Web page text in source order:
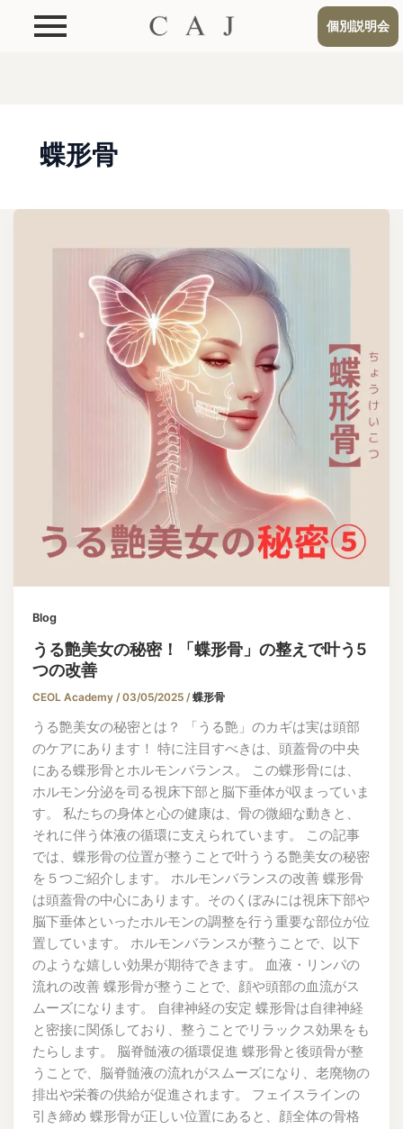
個別説明会
蝶形骨
Blog
うる艶美女の秘密！「蝶形骨」の整えで叶う5
つの改善
CEOL Academy/03/05/2025/蝶形骨
うる艶美女の秘密とは？ 「うる艶」のカギは実は頭部
のケアにあります！ 特に注目すべきは、頭蓋骨の中央
にある蝶形骨とホルモンバランス。 この蝶形骨には、
ホルモン分泌を司る視床下部と脳下垂体が収まっていま
す。 私たちの身体と心の健康は、骨の微細な動きと、
それに伴う体液の循環に支えられています。 この記事
では、蝶形骨の位置が整うことで叶ううる艶美女の秘密
を５つご紹介します。 ホルモンバランスの改善 蝶形骨
は頭蓋骨の中心にあります。そのくぼみには視床下部や
脳下垂体といったホルモンの調整を行う重要な部位が位
置しています。 ホルモンバランスが整うことで、以下
のような嬉しい効果が期待できます。 血液・リンパの
流れの改善 蝶形骨が整うことで、顔や頭部の血流がス
ムーズになります。 自律神経の安定 蝶形骨は自律神経
と密接に関係しており、整うことでリラックス効果をも
たらします。 脳脊髄液の循環促進 蝶形骨と後頭骨が整
うことで、脳脊髄液の流れがスムーズになり、老廃物の
排出や栄養の供給が促進されます。 フェイスラインの
引き締め 蝶形骨が正しい位置にあると、顔全体の骨格